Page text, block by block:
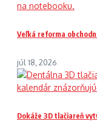
Veľká reforma
júl 18, 2026
Dokáže 3D tlačiareň